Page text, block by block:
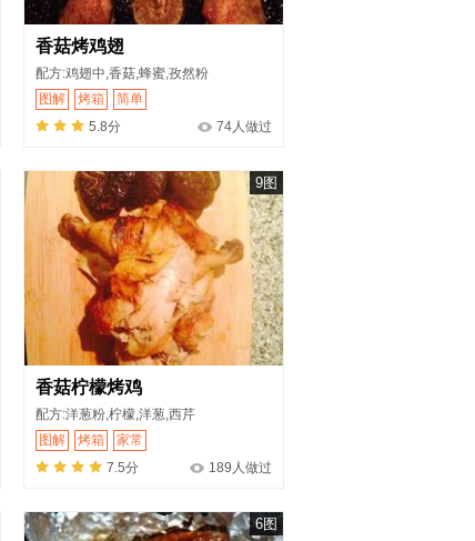
香菇烤鸡翅
配方:鸡翅中,香菇,蜂蜜,孜然粉
图解
烤箱
简单
5.8分
74人做过
9图
香菇柠檬烤鸡
配方:洋葱粉,柠檬,洋葱,西芹
图解
烤箱
家常
7.5分
189人做过
6图